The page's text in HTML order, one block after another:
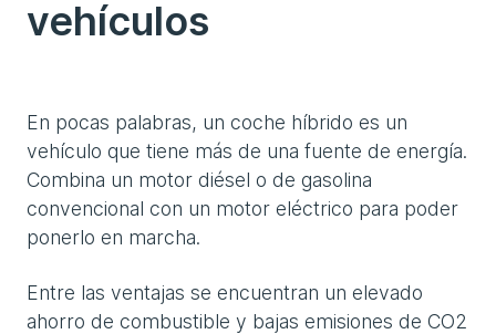
vehículos
En pocas palabras, un coche híbrido es un
vehículo que tiene más de una fuente de energía.
Combina un motor diésel o de gasolina
convencional con un motor eléctrico para poder
ponerlo en marcha.
Entre las ventajas se encuentran un elevado
ahorro de combustible y bajas emisiones de CO2